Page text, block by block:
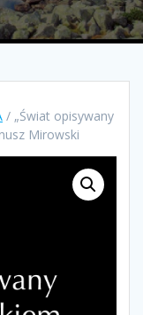
/ „Świat opisywany
Mirowski